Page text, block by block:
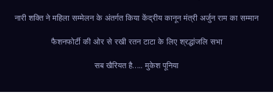
नारी शक्ति ने महिला सम्मेलन के अंतर्गत किया केंद्रीय कानून मंत्री अर्जुन राम का सम्मान
फैशनफोर्टी की ओर से रखी रतन टाटा के लिए श्रद्धांजलि सभा
सब खैरियत है….. मुकेश पूनिया